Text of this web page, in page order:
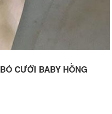
CƯỚI BABY HỒNG